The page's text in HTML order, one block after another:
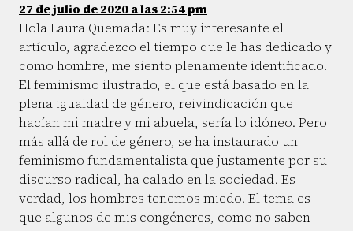
27 de julio de 2020 a las 2:54 pm
Hola Laura Quemada: Es muy interesante el
artículo, agradezco el tiempo que le has dedicado y
como hombre, me siento plenamente identificado.
El feminismo ilustrado, el que está basado en la
plena igualdad de género, reivindicación que
hacían mi madre y mi abuela, sería lo idóneo. Pero
más allá de rol de género, se ha instaurado un
feminismo fundamentalista que justamente por su
discurso radical, ha calado en la sociedad. Es
verdad, los hombres tenemos miedo. El tema es
que algunos de mis congéneres, como no saben